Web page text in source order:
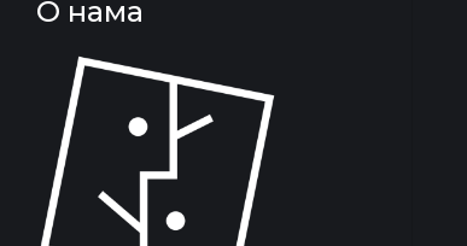
О нама